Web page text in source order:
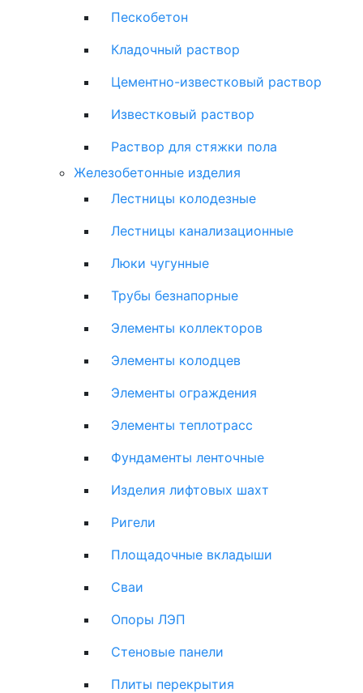
Пескобетон
Кладочный раствор
Цементно-известковый раствор
Известковый раствор
Раствор для стяжки пола
Железобетонные изделия
Лестницы колодезные
Лестницы канализационные
Люки чугунные
Трубы безнапорные
Элементы коллекторов
Элементы колодцев
Элементы ограждения
Элементы теплотрасс
Фундаменты ленточные
Изделия лифтовых шахт
Ригели
Площадочные вкладыши
Сваи
Опоры ЛЭП
Стеновые панели
Плиты перекрытия